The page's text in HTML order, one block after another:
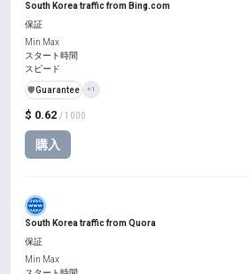
South Korea traffic from Bing.com
$ 0.62 / 1000
購入
保証
Min Max
スタート時間
スピード
️🛡️Guarantee +1
South Korea traffic from Quora
保証
Min Max